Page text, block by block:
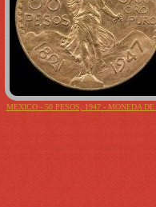
MEXICO - 50 PESOS, 1947 - MONEDA DE